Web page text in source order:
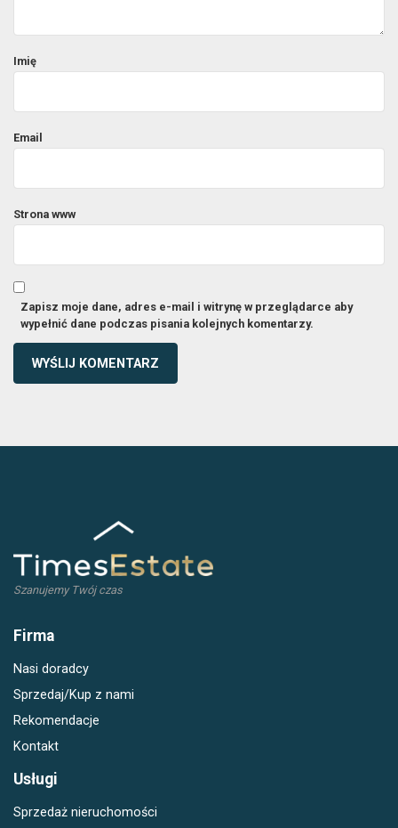
Imię
Email
Strona www
Zapisz moje dane, adres e-mail i witrynę w przeglądarce aby
wypełnić dane podczas pisania kolejnych komentarzy.
Szanujemy Twój czas
Firma
Nasi doradcy
Sprzedaj/Kup z nami
Rekomendacje
Kontakt
Usługi
Sprzedaż nieruchomości